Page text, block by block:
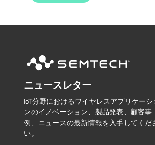
ニュースレター
IoT分野におけるワイヤレスアプリケーシ
ンのイノベーション、製品発表、顧客事
例、ニュースの最新情報を入手してくだ
い。